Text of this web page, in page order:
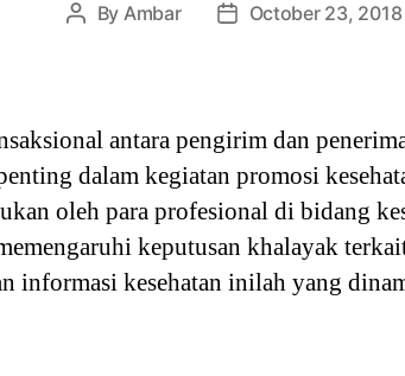
Post
By Ambar
PostOctober 23, 2018
antara pengirim dan
dalam kegiatan promosi
oleh para profesional di bidang
keputusan khalayak
informasi kesehatan inilah yang